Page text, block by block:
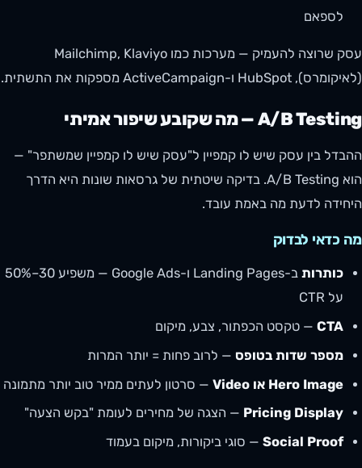
לספאם
עסק שרוצה להעמיק — מערכות כמו Mailchimp, Klaviyo
(לאיקומרס), HubSpot ו-ActiveCampaign מספקות את התשתית.
A/B Testing — מה שקובע שיפור אמיתי
ההבדל בין עסק שיש לו קמפיין ל"עסק שיש לו קמפיין שמשתפר" —
הוא A/B Testing. בדיקה שיטתית של גרסאות שונות היא הדרך
היחידה לדעת מה באמת עובד.
מה כדאי לבדוק
כותרות
ב-Landing Pages ו-Google Ads — משפיע 30–50%
על CTR
CTA — טקסט הכפתור, צבע, מיקום
מספר שדות בטופס — לרוב פחות = יותר המרות
Hero Image או Video
— סרטון לעתים ממיר טוב יותר מתמונה
Pricing Display — הצגה של מחירים לעומת "בקש הצעה"
Social Proof — סוגי ביקורות, מיקום בעמוד